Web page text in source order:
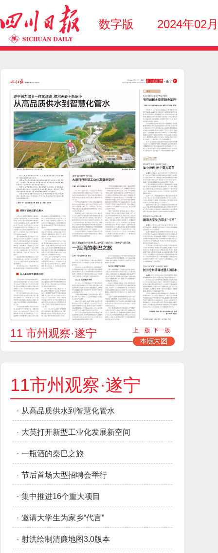
数字版 2024年02
11 市州观察·遂宁 上一版 下一版
11市州观察·遂宁
· 从高品质供水到智慧化管水
· 大英打开新型工业化发展新空间
· 一瓶酒的秦巴之旅
· 节后首场大型招聘会举行
· 集中推进16个重大项目
· 邀请大学生为家乡“代言”
· 射洪绘制清廉地图3.0版本